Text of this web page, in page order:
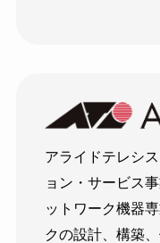
アライドテレシ
ョン・サービス
ットワーク機器
クの設計、構築